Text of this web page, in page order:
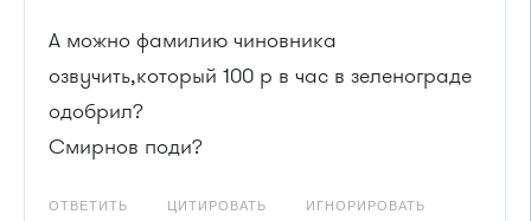
А можно фамилию чиновника
озвучить,который 100 р в час в зеленограде
одобрил?
Смирнов поди?
ОТВЕТИТЬ ЦИТИРОВАТЬ ИГНОРИРОВАТЬ